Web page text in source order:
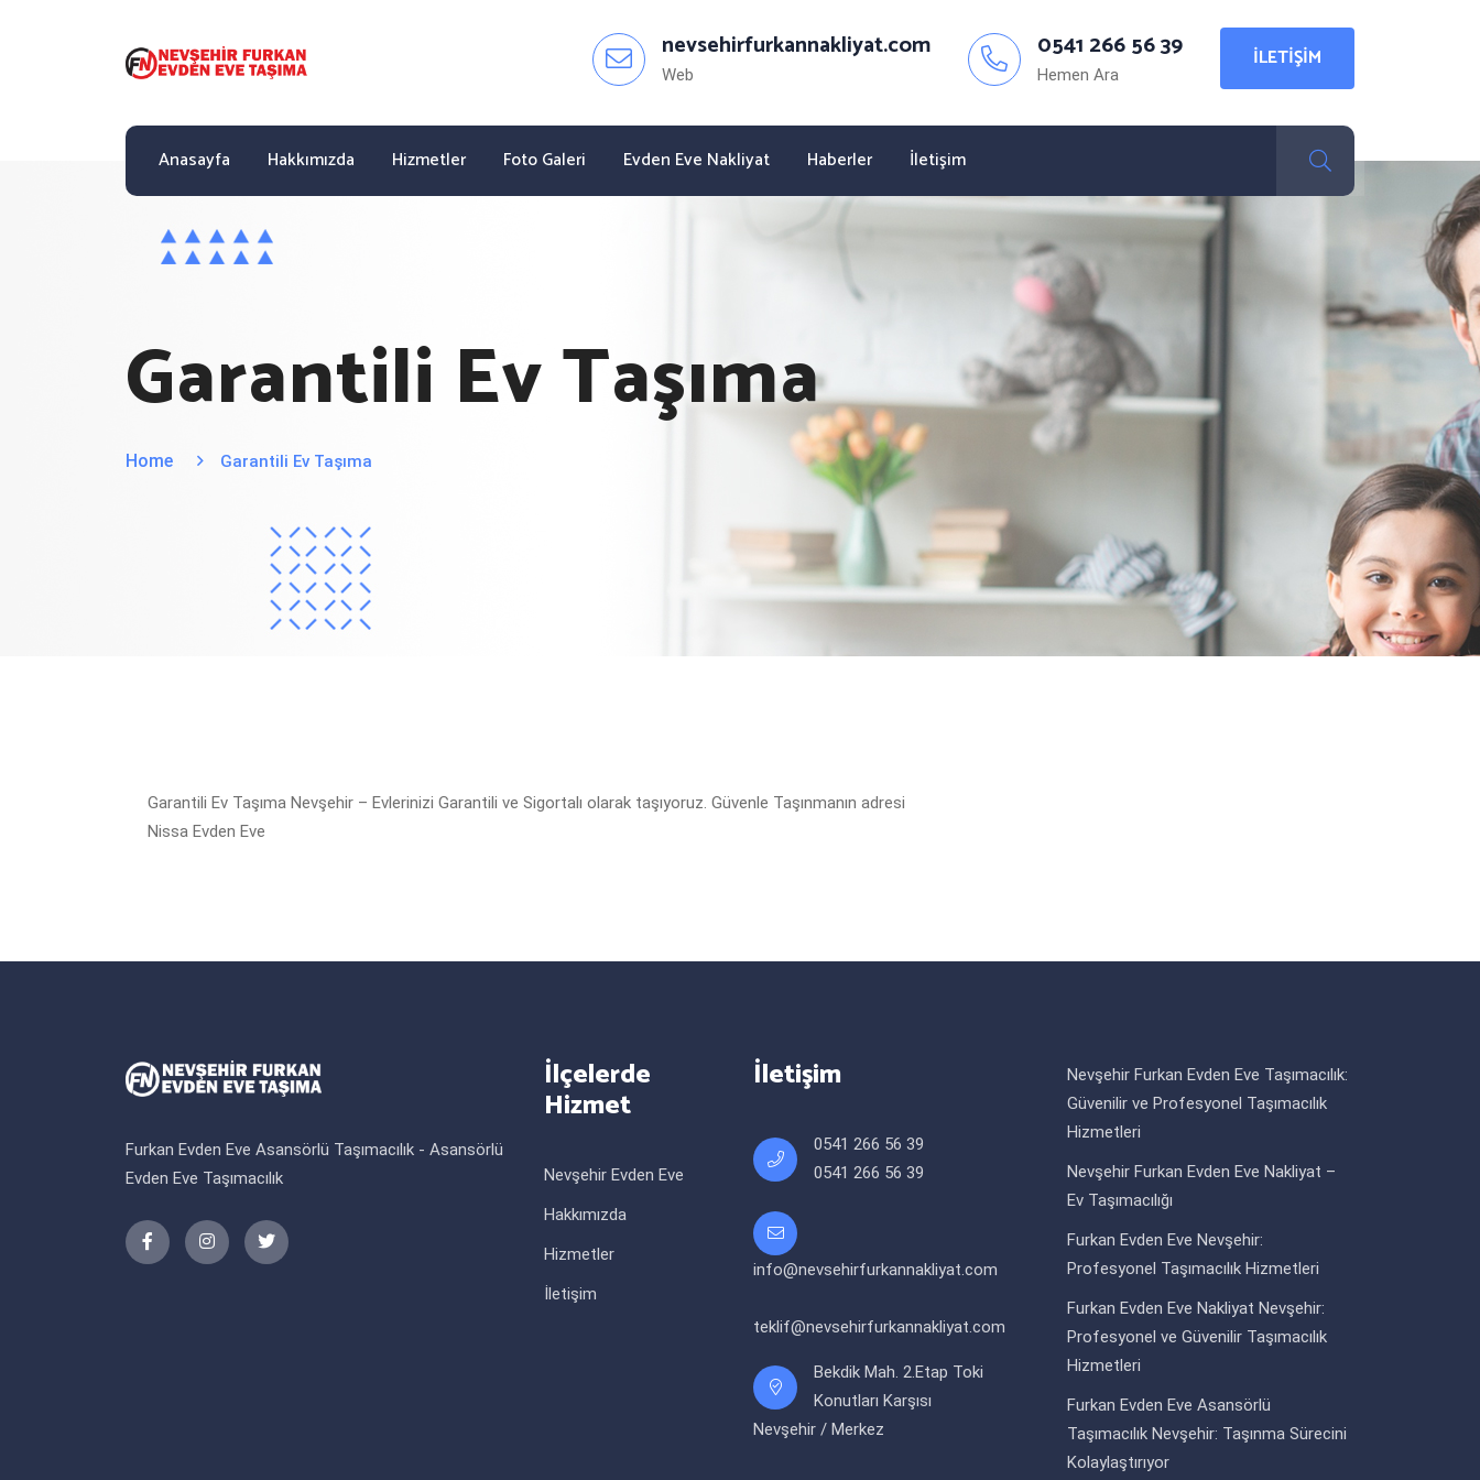
nevsehirfurkannakliyat.com
Web
0541 266 56 39
Hemen Ara
İLETIŞIM
Anasayfa Hakkımızda Hizmetler Foto Galeri Evden Eve Nakliyat Haberler İletişim
Garantili Ev Taşıma
Home Garantili Ev Taşıma
Garantili Ev Taşıma Nevşehir – Evlerinizi Garantili ve Sigortalı olarak taşıyoruz. Güvenle Taşınmanın adresi
Nissa Evden Eve
Furkan Evden Eve Asansörlü Taşımacılık - Asansörlü
Evden Eve Taşımacılık
İlçelerde
Hizmet
Nevşehir Evden Eve
Hakkımızda
Hizmetler
İletişim
İletişim
0541 266 56 39
0541 266 56 39
info@nevsehirfurkannakliyat.com
teklif@nevsehirfurkannakliyat.com
Bekdik Mah. 2.Etap Toki
Konutları Karşısı
Nevşehir / Merkez
Nevşehir Furkan Evden Eve Taşımacılık:
Güvenilir ve Profesyonel Taşımacılık
Hizmetleri
Nevşehir Furkan Evden Eve Nakliyat –
Ev Taşımacılığı
Furkan Evden Eve Nevşehir:
Profesyonel Taşımacılık Hizmetleri
Furkan Evden Eve Nakliyat Nevşehir:
Profesyonel ve Güvenilir Taşımacılık
Hizmetleri
Furkan Evden Eve Asansörlü
Taşımacılık Nevşehir: Taşınma Sürecini
Kolaylaştırıyor